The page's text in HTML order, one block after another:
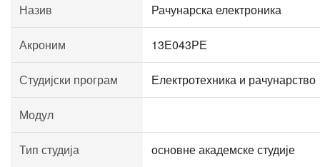
Назив Рачунарска електроника
Акроним 13Е043РЕ
Студијски програм Електротехника и рачунарство
Модул
Тип студија основне академске студије